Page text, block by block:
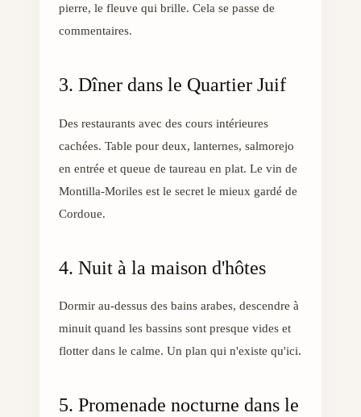
pierre, le fleuve qui brille. Cela se passe de
commentaires.
3. Dîner dans le Quartier Juif
Des restaurants avec des cours intérieures
cachées. Table pour deux, lanternes, salmorejo
en entrée et queue de taureau en plat. Le vin de
Montilla-Moriles est le secret le mieux gardé de
Cordoue.
4. Nuit à la maison d'hôtes
Dormir au-dessus des bains arabes, descendre à
minuit quand les bassins sont presque vides et
flotter dans le calme. Un plan qui n'existe qu'ici.
5. Promenade nocturne dans le